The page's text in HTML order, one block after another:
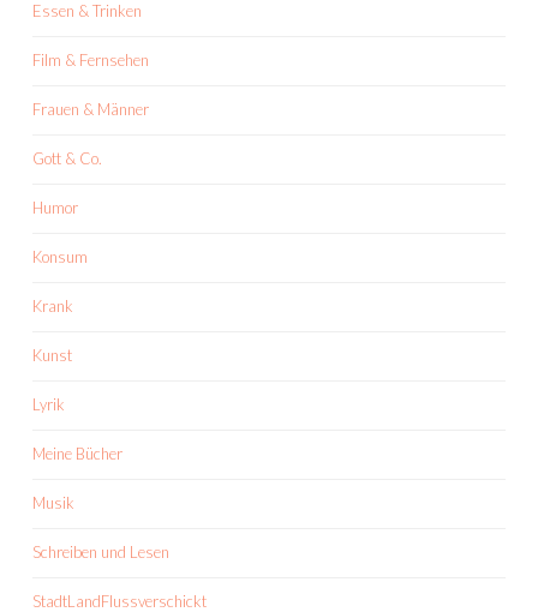
Essen & Trinken
Film & Fernsehen
Frauen & Männer
Gott & Co.
Humor
Konsum
Krank
Kunst
Lyrik
Meine Bücher
Musik
Schreiben und Lesen
StadtLandFlussverschickt